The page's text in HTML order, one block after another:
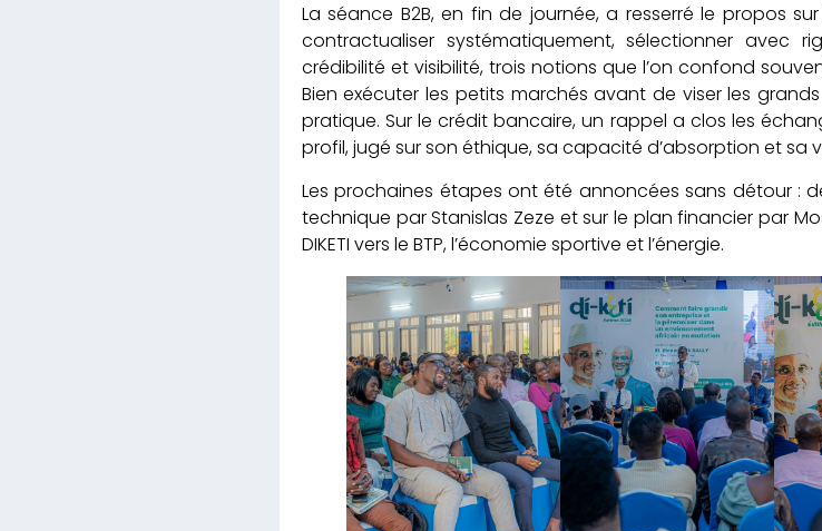
La séance B2B, en fin de journée, a resserré le propos
contractualiser systématiquement, sélectionner avec
crédibilité et visibilité, trois notions que l’on confond
Bien exécuter les petits marchés avant de viser les
pratique. Sur le crédit bancaire, un rappel a clos les
profil, jugé sur son éthique, sa capacité d’absorption et sa
Les prochaines étapes ont été annoncées sans détour :
technique par Stanislas Zeze et sur le plan financier par
DIKETI vers le BTP, l’économie sportive et l’énergie.